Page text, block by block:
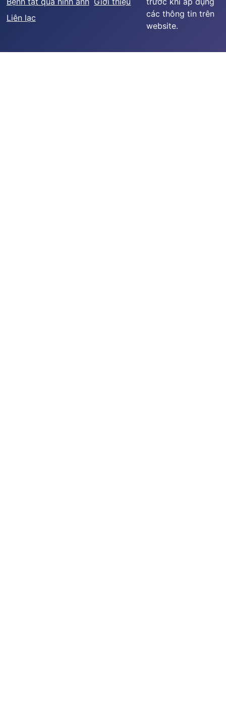
Liên lạc
các thông tin trên
website.